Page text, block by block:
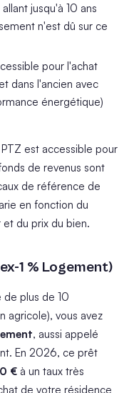
jusqu'à 10 ans
n'est dû sur ce
pour l'achat
dans l'ancien avec
énergétique)
est accessible pour
de revenus sont
de référence de
en fonction du
du prix du bien.
1 % Logement)
de plus de 10
agricole), vous avez
, aussi appelé
En 2026, ce prêt
€ à un taux très
de votre résidence